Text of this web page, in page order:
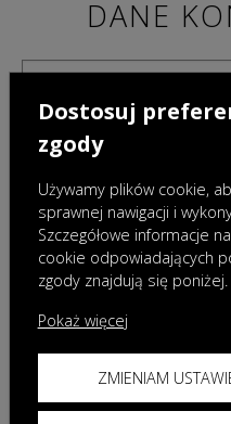
DANE
Administratorami danych osobowych
Auto Poland sp. z o.o. z siedzibą w
Dostosuj
zgody
Używamy plików cookie,
sprawnej nawigacji i
Szczegółowe informacje
cookie odpowiadających
zgody znajdują się poniżej.
Pokaż więcej
ZMIENIAM